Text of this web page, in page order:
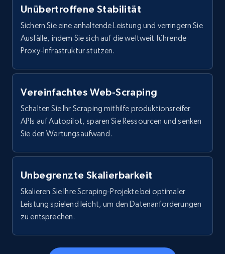
Unübertroffene Stabilität
Sichern Sie eine anhaltende Leistung und verringern Sie
Ausfälle, indem Sie sich auf die weltweit führende
Proxy-Infrastruktur stützen.
Vereinfachtes Web-Scraping
Schalten Sie Ihr Scraping mithilfe produktionsreifer
APIs auf Autopilot, sparen Sie Ressourcen und senken
Sie den Wartungsaufwand.
Unbegrenzte Skalierbarkeit
Skalieren Sie Ihre Scraping-Projekte bei optimaler
Leistung spielend leicht, um den Datenanforderungen
zu entsprechen.